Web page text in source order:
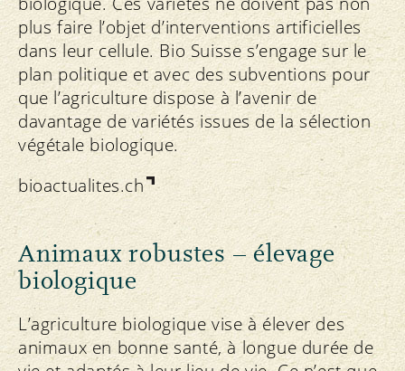
plus faire l’objet d’interventions artificielles
dans leur cellule. Bio Suisse s’engage sur le
plan politique et avec des subventions pour
que l’agriculture dispose à l’avenir de
davantage de variétés issues de la sélection
végétale biologique.
bioactualites.ch
Animaux robustes – élevage
biologique
L’agriculture biologique vise à élever des
animaux en bonne santé, à longue durée de